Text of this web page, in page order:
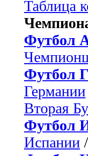
Таблица
Футбол
Футбол
Германии
Вторая
Футбол
Испании /